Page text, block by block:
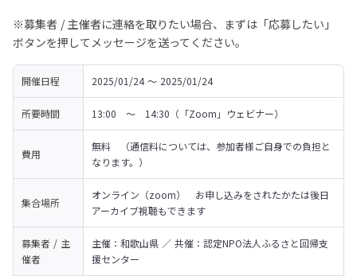
※募集者 / 主催者に連絡を取りたい場合、まずは「応募したい」
ボタンを押してメッセージを送ってください。
開催日程 2025/01/24 〜 2025/01/24
所要時間 13:00　～　14:30（「Zoom」ウェビナー）
費用
無料　（通信料については、参加者様ご自身での負担と
なります。）
集合場所
オンライン（zoom）　お申し込みをされたかたは後日
アーカイブ視聴もできます
募集者 / 主
催者
主催：和歌山県 ／ 共催：認定NPO法人ふるさと回帰支
援センター